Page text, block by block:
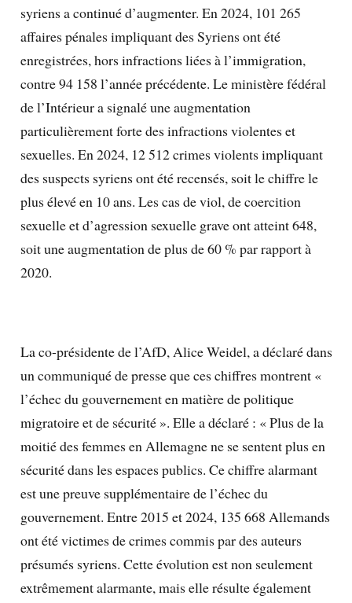
syriens a continué d’augmenter. En 2024, 101 265
affaires pénales impliquant des Syriens ont été
enregistrées, hors infractions liées à l’immigration,
contre 94 158 l’année précédente. Le ministère fédéral
de l’Intérieur a signalé une augmentation
particulièrement forte des infractions violentes et
sexuelles. En 2024, 12 512 crimes violents impliquant
des suspects syriens ont été recensés, soit le chiffre le
plus élevé en 10 ans. Les cas de viol, de coercition
sexuelle et d’agression sexuelle grave ont atteint 648,
soit une augmentation de plus de 60 % par rapport à
2020.
La co-présidente de l’AfD, Alice Weidel, a déclaré dans
un communiqué de presse que ces chiffres montrent «
l’échec du gouvernement en matière de politique
migratoire et de sécurité ». Elle a déclaré : « Plus de la
moitié des femmes en Allemagne ne se sentent plus en
sécurité dans les espaces publics. Ce chiffre alarmant
est une preuve supplémentaire de l’échec du
gouvernement. Entre 2015 et 2024, 135 668 Allemands
ont été victimes de crimes commis par des auteurs
présumés syriens. Cette évolution est non seulement
extrêmement alarmante, mais elle résulte également